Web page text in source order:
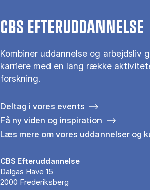
CBS EFTERUDDANNELSE
Kombiner uddannelse og arbejdsliv
karriere med en lang række
forskning.
Deltag i vores events
Få ny viden og inspiration
Læs mere om vores uddannelser og
CBS Efteruddannelse
Dalgas Have 15
2000 Frederiksberg